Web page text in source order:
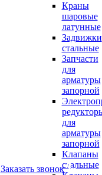
Краны
шаровые
латунные
Задвижки
стальные
Запчасти
для
арматуры
запорной
для
арматуры
запорной
Клапаны
стальные
Заказать звонок